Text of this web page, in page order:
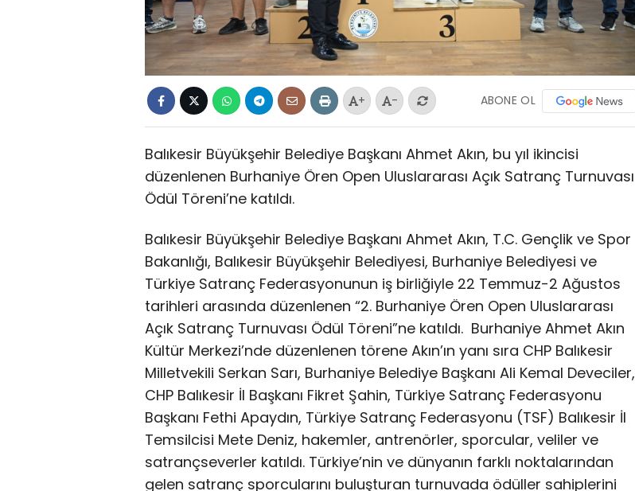
+ - ABONE OL
Balıkesir Büyükşehir Belediye Başkanı Ahmet Akın, bu yıl ikincisi
düzenlenen Burhaniye Ören Open Uluslararası Açık Satranç Turnuvası
Ödül Töreni’ne katıldı.
Balıkesir Büyükşehir Belediye Başkanı Ahmet Akın, T.C. Gençlik ve Spor
Bakanlığı, Balıkesir Büyükşehir Belediyesi, Burhaniye Belediyesi ve
Türkiye Satranç Federasyonunun iş birliğiyle 22 Temmuz-2 Ağustos
tarihleri arasında düzenlenen “2. Burhaniye Ören Open Uluslararası
Açık Satranç Turnuvası Ödül Töreni”ne katıldı. Burhaniye Ahmet Akın
Kültür Merkezi’nde düzenlenen törene Akın’ın yanı sıra CHP Balıkesir
Milletvekili Serkan Sarı, Burhaniye Belediye Başkanı Ali Kemal Deveciler,
CHP Balıkesir İl Başkanı Fikret Şahin, Türkiye Satranç Federasyonu
Başkanı Fethi Apaydın, Türkiye Satranç Federasyonu (TSF) Balıkesir İl
Temsilcisi Mete Deniz, hakemler, antrenörler, sporcular, veliler ve
satrançseverler katıldı. Türkiye’nin ve dünyanın farklı noktalarından
gelen satranç sporcularını buluşturan turnuvada ödüller sahiplerini